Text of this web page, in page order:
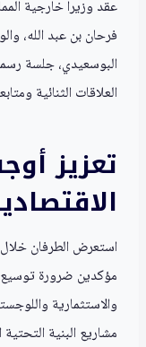
عقد وزيرا خارجية
فرحان بن عبد الله،
البوسعيدي، جلسة
العلاقات الثنائية
تعزيز
استعرض الطرفان خلال
مؤكدين ضرورة توسيع
والاستثمارية
مشاريع البنية